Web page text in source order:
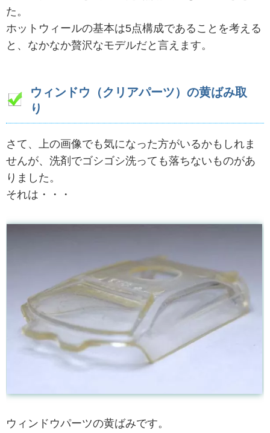
た。
ホットウィールの基本は5点構成であることを考える
と、なかなか贅沢なモデルだと言えます。
ウィンドウ（クリアパーツ）の黄ばみ取
り
さて、上の画像でも気になった方がいるかもしれま
せんが、洗剤でゴシゴシ洗っても落ちないものがあ
りました。
それは・・・
ウィンドウパーツの黄ばみです。